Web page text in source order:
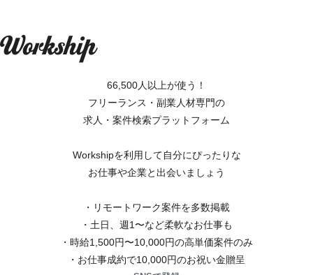
66,500人以上が使う！
フリーランス・副業人材専門の
求人・案件検索プラットフォーム
Workshipを利用して自分にぴったりな
お仕事や企業と出会いましょう
・リモートワーク案件を多数掲載
・土日、週1〜など柔軟なお仕事も
・時給1,500円〜10,000円の高単価案件のみ
・お仕事成約で10,000円のお祝い金贈呈